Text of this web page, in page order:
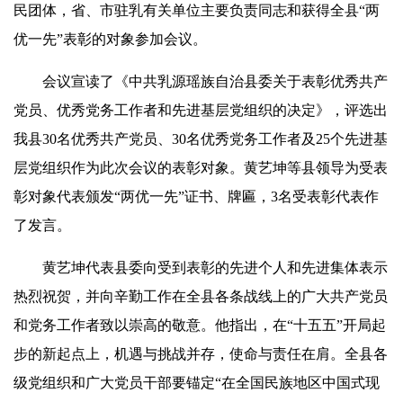
民团体，省、市驻乳有关单位主要负责同志和获得全县“两
优一先”表彰的对象参加会议。
会议宣读了《中共乳源瑶族自治县委关于表彰优秀共产
党员、优秀党务工作者和先进基层党组织的决定》，评选出
我县30名优秀共产党员、30名优秀党务工作者及25个先进基
层党组织作为此次会议的表彰对象。黄艺坤等县领导为受表
彰对象代表颁发“两优一先”证书、牌匾，3名受表彰代表作
了发言。
黄艺坤代表县委向受到表彰的先进个人和先进集体表示
热烈祝贺，并向辛勤工作在全县各条战线上的广大共产党员
和党务工作者致以崇高的敬意。他指出，在“十五五”开局起
步的新起点上，机遇与挑战并存，使命与责任在肩。全县各
级党组织和广大党员干部要锚定“在全国民族地区中国式现